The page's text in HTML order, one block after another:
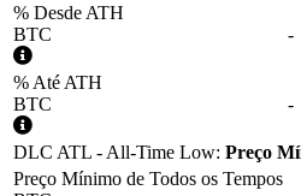
% Desde ATH
BTC
-
% Até ATH
BTC
-
DLC ATL - All-Time Low: Preço
Preço Mínimo de Todos os Tempos